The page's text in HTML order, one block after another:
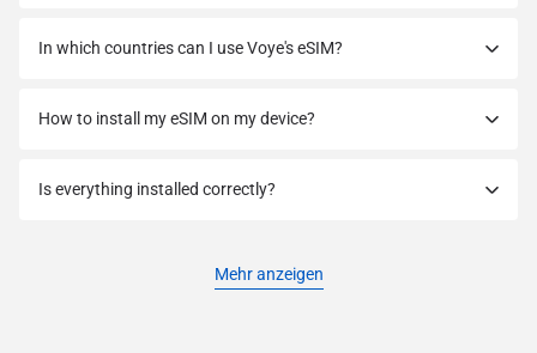
In which countries can I use Voye's eSIM?
How to install my eSIM on my device?
Is everything installed correctly?
Mehr anzeigen